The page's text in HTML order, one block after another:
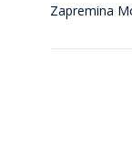
Zapremina